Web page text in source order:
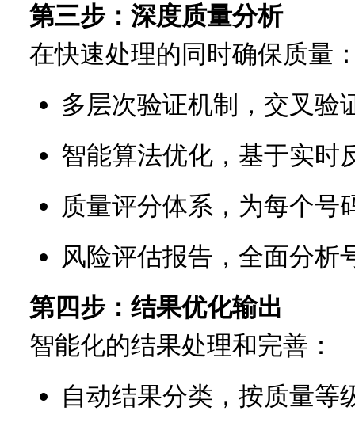
第三步：深度质量分析
在快速处理的同时确保质量
多层次验证机制，交叉验
智能算法优化，基于实时
质量评分体系，为每个号
风险评估报告，全面分析
第四步：结果优化输出
智能化的结果处理和完善：
自动结果分类，按质量等